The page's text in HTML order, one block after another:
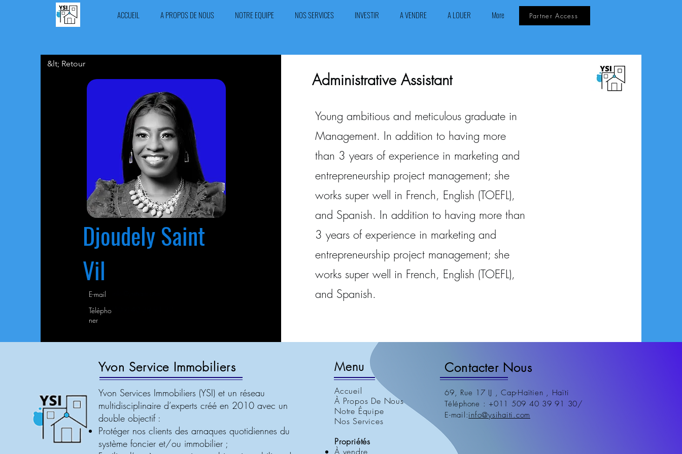
ACCUEIL A PROPOS DE NOUS NOTRE EQUIPE NOS SERVICES INVESTIR A VENDRE A LOUER More Partner Access
&lt; Retour
Djoudely Saint
Vil
E-mail
Télépho
ner
Administrative Assistant
Young ambitious and meticulous graduate in
Management. In addition to having more
than 3 years of experience in marketing and
entrepreneurship project management; she
works super well in French, English (TOEFL),
and Spanish. In addition to having more than
3 years of experience in marketing and
entrepreneurship project management; she
works super well in French, English (TOEFL),
and Spanish.
Yvon Service Immobiliers
Yvon Services Immobiliers (YSI) et un réseau
multidisciplinaire d’experts créé en 2010 avec un
double objectif :
Protéger nos clients des arnaques quotidiennes du
système foncier et/ou immobilier ;
Menu
Accueil
À Propos De Nous
Notre Équipe
Nos Services
Propriétés
À vendre
Contacter Nous
69, Rue 17 IJ , Cap-Haïtien , Haïti
Téléphone : +011 509 40 39 91 30/
E-mail:info@ysihaiti.com